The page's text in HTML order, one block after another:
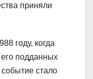
приняли
году, когда
подданных
стало